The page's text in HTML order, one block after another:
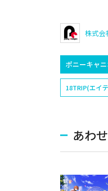
株式会
ポニーキャ
18TRIP(エイ
あわ